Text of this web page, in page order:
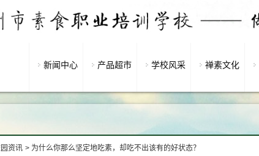
新闻中心 产品超市 学校风采 禅素文化
资讯 > 为什么你那么坚定地吃素，却吃不出该有的好状态？